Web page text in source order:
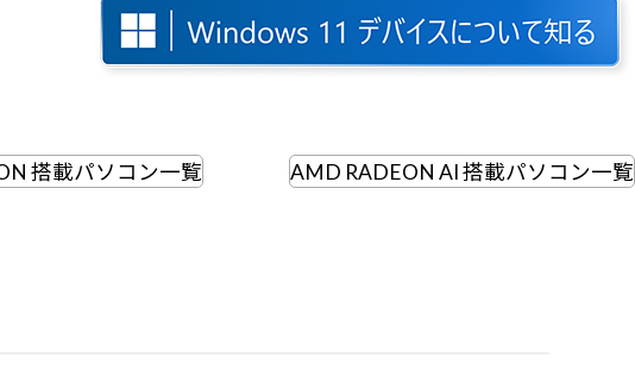
搭載パソコン一覧 AMD RADEON AI 搭載パソコン一覧